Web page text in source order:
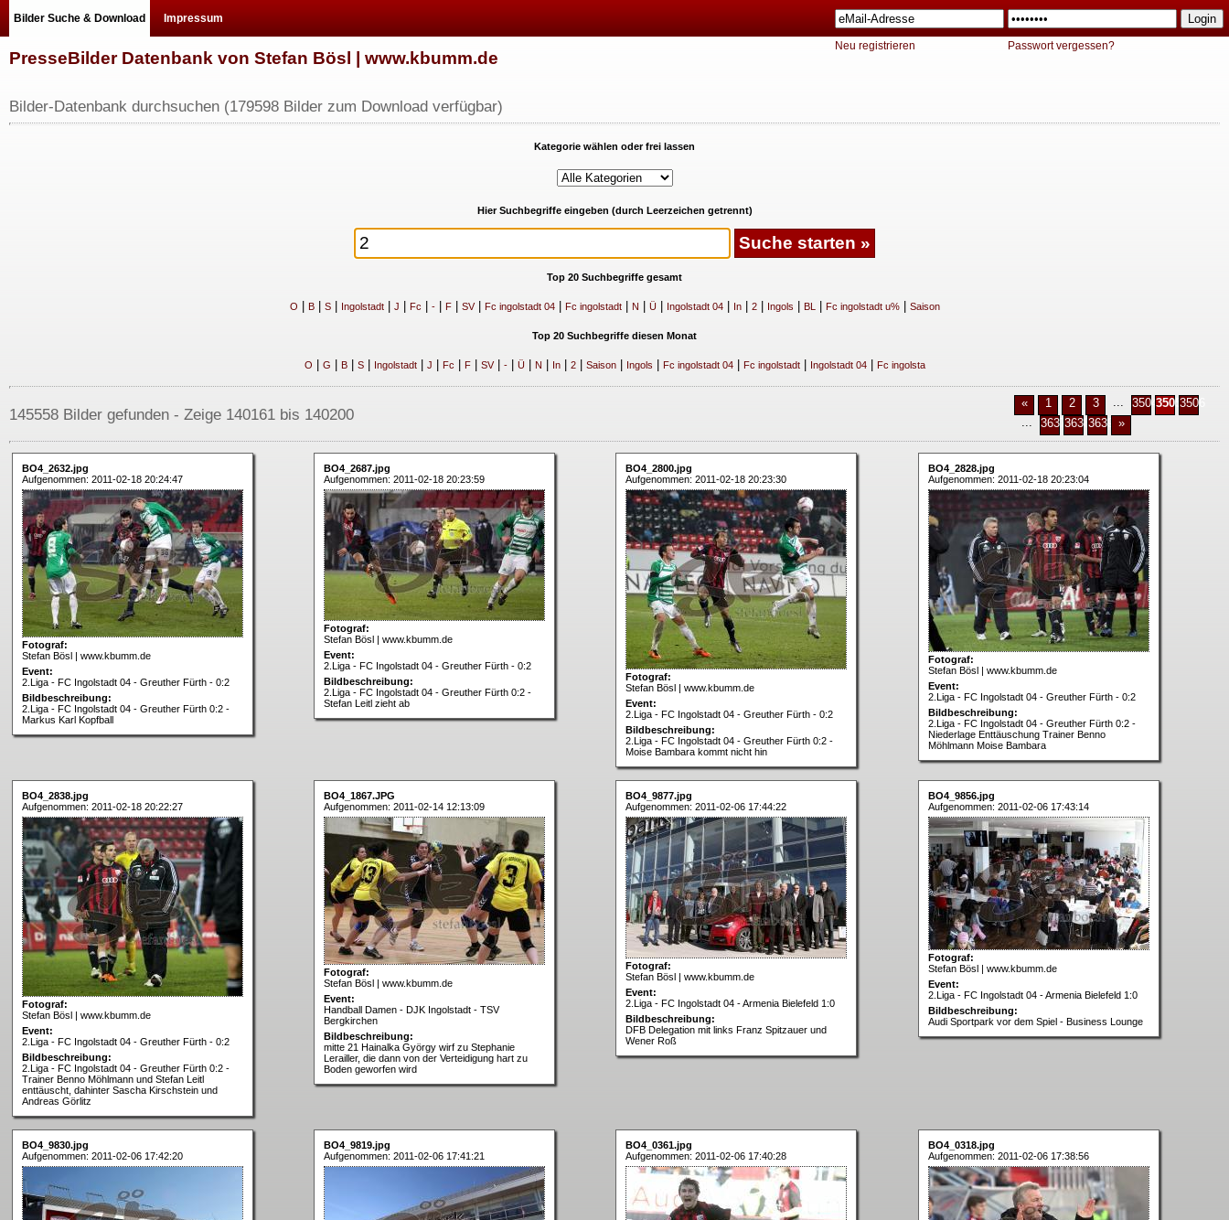
Bilder Suche & Download Impressum
Neu registrieren Passwort vergessen?
PresseBilder Datenbank von Stefan Bösl | www.kbumm.de
Bilder-Datenbank durchsuchen (179598 Bilder zum Download verfügbar)
Kategorie wählen oder frei lassen
Hier Suchbegriffe eingeben (durch Leerzeichen getrennt)
Top 20 Suchbegriffe gesamt
O B| S| Ingolstadt| J Fc -| F| SV| Fc ingolstadt 04| Fc ingolstadt| N Ü Ingolstadt 04| In| 2| Ingols BL | Fc ingolstadt u%| Saison
Top 20 Suchbegriffe diesen Monat
O G B| S| Ingolstadt| J Fc F| SV| -| Ü| N In| 2| Saison| Ingols Fc ingolstadt 04| Fc ingolstadt| Ingolstadt 04| Fc ingolsta
145558 Bilder gefunden - Zeige 140161 bis 140200
« 1 2 3 350435053506
363736383639 »
BO4_2632.jpg
Aufgenommen: 2011-02-18 20:24:47
Fotograf:
Stefan Bösl | www.kbumm.de
Event:
2.Liga - FC Ingolstadt 04 - Greuther Fürth - 0:2
Bildbeschreibung:
2.Liga - FC Ingolstadt 04 - Greuther Fürth 0:2 -
Markus Karl Kopfball
BO4_2687.jpg
Aufgenommen: 2011-02-18 20:23:59
Fotograf:
Stefan Bösl | www.kbumm.de
Event:
2.Liga - FC Ingolstadt 04 - Greuther Fürth - 0:2
Bildbeschreibung:
2.Liga - FC Ingolstadt 04 - Greuther Fürth 0:2 -
Stefan Leitl zieht ab
BO4_2800.jpg
Aufgenommen: 2011-02-18 20:23:30
Fotograf:
Stefan Bösl | www.kbumm.de
Event:
2.Liga - FC Ingolstadt 04 - Greuther Fürth - 0:2
Bildbeschreibung:
2.Liga - FC Ingolstadt 04 - Greuther Fürth 0:2 -
Moise Bambara kommt nicht hin
BO4_2828.jpg
Aufgenommen: 2011-02-18 20:23:04
Fotograf:
Stefan Bösl | www.kbumm.de
Event:
2.Liga - FC Ingolstadt 04 - Greuther Fürth - 0:2
Bildbeschreibung:
2.Liga - FC Ingolstadt 04 - Greuther Fürth 0:2 -
Niederlage Enttäuschung Trainer Benno
Möhlmann Moise Bambara
BO4_2838.jpg
Aufgenommen: 2011-02-18 20:22:27
Fotograf:
Stefan Bösl | www.kbumm.de
Event:
2.Liga - FC Ingolstadt 04 - Greuther Fürth - 0:2
Bildbeschreibung:
2.Liga - FC Ingolstadt 04 - Greuther Fürth 0:2 -
Trainer Benno Möhlmann und Stefan Leitl
enttäuscht, dahinter Sascha Kirschstein und
Andreas Görlitz
BO4_1867.JPG
Aufgenommen: 2011-02-14 12:13:09
Fotograf:
Stefan Bösl | www.kbumm.de
Event:
Handball Damen - DJK Ingolstadt - TSV
Bergkirchen
Bildbeschreibung:
mitte 21 Hainalka György wirf zu Stephanie
Lerailler, die dann von der Verteidigung hart zu
Boden geworfen wird
BO4_9877.jpg
Aufgenommen: 2011-02-06 17:44:22
Fotograf:
Stefan Bösl | www.kbumm.de
Event:
2.Liga - FC Ingolstadt 04 - Armenia Bielefeld 1:0
Bildbeschreibung:
DFB Delegation mit links Franz Spitzauer und
Wener Roß
BO4_9856.jpg
Aufgenommen: 2011-02-06 17:43:14
Fotograf:
Stefan Bösl | www.kbumm.de
Event:
2.Liga - FC Ingolstadt 04 - Armenia Bielefeld 1:0
Bildbeschreibung:
Audi Sportpark vor dem Spiel - Business Lounge
BO4_9830.jpg
Aufgenommen: 2011-02-06 17:42:20
BO4_9819.jpg
Aufgenommen: 2011-02-06 17:41:21
BO4_0361.jpg
Aufgenommen: 2011-02-06 17:40:28
BO4_0318.jpg
Aufgenommen: 2011-02-06 17:38:56